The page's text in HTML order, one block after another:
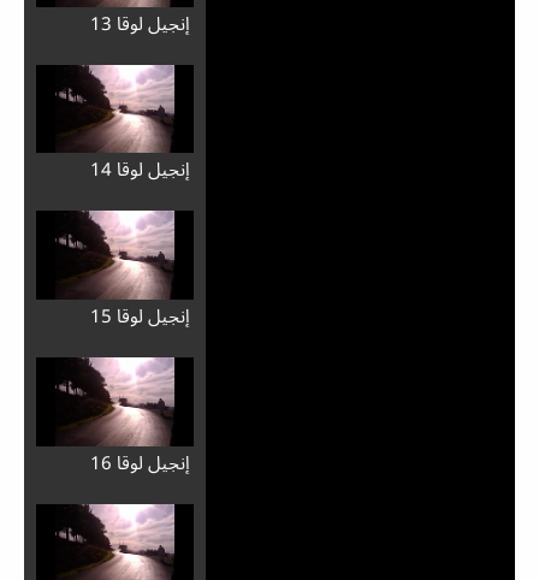
إِنجيل لوقا 13
إِنجيل لوقا 14
إِنجيل لوقا 15
إِنجيل لوقا 16